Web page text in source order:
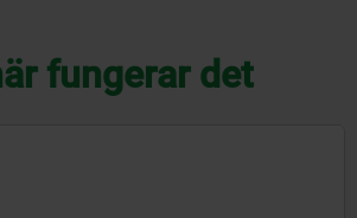
fungerar det